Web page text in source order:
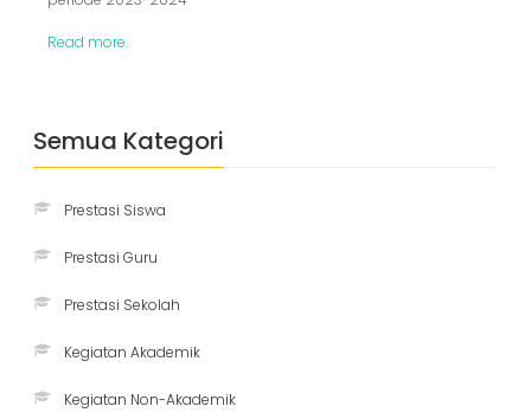
Read more.
Semua Kategori
Prestasi Siswa
Prestasi Guru
Prestasi Sekolah
Kegiatan Akademik
Kegiatan Non-Akademik